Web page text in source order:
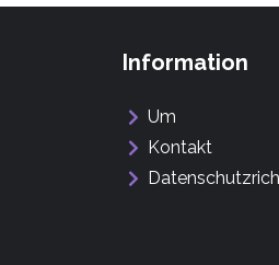
Information
Um
Kontakt